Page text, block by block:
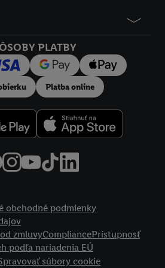
PLATBY
Platba online
obchodné podmienky
zmluvyCompliancePrístupnosť
podľa nariadenia EÚ
súbory cookie
Kliknutím na "Súhlasím"
na všetky vyššie uvedené účely.
informácií o dobe uchovávania
odvolať súhlas s účinnosťou
našichzásadách ochrany osobných